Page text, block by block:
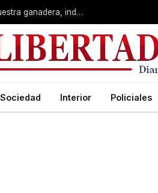
Corrientes: La Rural celebra 90 años con una megamuestra ganadera, industrial y artística
Sociedad Interior Policiales